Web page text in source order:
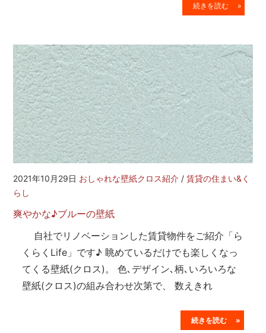
続きを読む »
2021年10月29日 おしゃれな壁紙クロス紹介 /賃貸の住まい&く
らし
爽やかな♪ブルーの壁紙
自社でリノベーションした賃貸物件をご紹介「ら
くらくLife」です♪ 眺めているだけでも楽しくなっ
てくる壁紙(クロス)。 色､デザイン､柄､いろいろな
壁紙(クロス)の組み合わせ次第で、 数えきれ
続きを読む »